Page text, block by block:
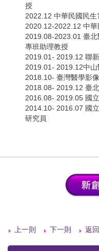
授
2022.12 中華民國民
2020.12-2022.12 中
2019.08-2023.01 臺
專班助理教授
2019.01- 2019.12 聯
2019.01- 2019.12中
2018.10- 臺灣醫學影
2018.08- 2019.12 臺
2016.08- 2019.05 國
2014.10- 2016.07 國
研究員
上一則 下一則 返